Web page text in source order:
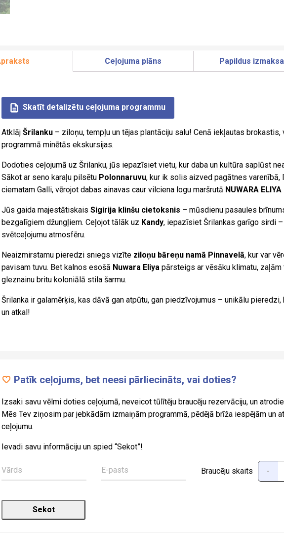
Ceļojuma plāns Papildus
Skatīt detalizētu ceļojuma programmu
Atklāj Šrilanku – ziloņu, tempļu un tējas plantāciju salu! Cenā iekļautas brokastis,
programmā minētās ekskursijas.
Dodoties ceļojumā uz Šrilanku, jūs iepazīsiet vietu, kur daba un kultūra saplūst
Sākot ar seno karaļu pilsētu Polonnaruvu, kur ik solis aizved pagātnes varenībā,
ciematam Galli, vērojot dabas ainavas caur vilciena logu maršrutā NUWARA
Jūs gaida majestātiskais Sigirija klinšu cietoksnis – mūsdienu pasaules
bezgalīgiem džungļiem. Ceļojot tālāk uz Kandy, iepazīsiet Šrilankas garīgo sirdi
svētceļojumu atmosfēru.
Neaizmirstamu pieredzi sniegs vizīte ziloņu bāreņu namā Pinnavelā, kur var
pavisam tuvu. Bet kalnos esošā Nuwara Eliya pārsteigs ar vēsāku klimatu, zaļām
gleznainu britu koloniālā stila šarmu.
Šrilanka ir galamērķis, kas dāvā gan atpūtu, gan piedzīvojumus – unikālu
un atkal!
Patīk ceļojums, bet neesi pārliecināts, vai doties?
Izsaki savu vēlmi doties ceļojumā, neveicot tūlītēju braucēju rezervāciju, un
Mēs Tev ziņosim par jebkādām izmaiņām programmā, pēdējā brīža iespējām un
ceļojumu.
Ievadi savu informāciju un spied “Sekot”!
Braucēju skaits -